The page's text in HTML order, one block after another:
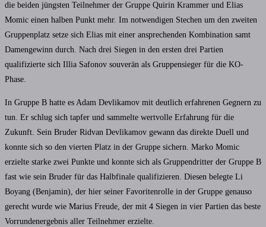
die beiden jüngsten Teilnehmer der Gruppe Quirin Krammer und Elias
Momic einen halben Punkt mehr. Im notwendigen Stechen um den zweiten
Gruppenplatz setze sich Elias mit einer ansprechenden Kombination samt
Damengewinn durch. Nach drei Siegen in den ersten drei Partien
qualifizierte sich Illia Safonov souverän als Gruppensieger für die KO-
Phase.
In Gruppe B hatte es Adam Devlikamov mit deutlich erfahrenen Gegnern zu
tun. Er schlug sich tapfer und sammelte wertvolle Erfahrung für die
Zukunft. Sein Bruder Ridvan Devlikamov gewann das direkte Duell und
konnte sich so den vierten Platz in der Gruppe sichern. Marko Momic
erzielte starke zwei Punkte und konnte sich als Gruppendritter der Gruppe B
fast wie sein Bruder für das Halbfinale qualifizieren. Diesen belegte Li
Boyang (Benjamin), der hier seiner Favoritenrolle in der Gruppe genauso
gerecht wurde wie Marius Freude, der mit 4 Siegen in vier Partien das beste
Vorrundenergebnis aller Teilnehmer erzielte.